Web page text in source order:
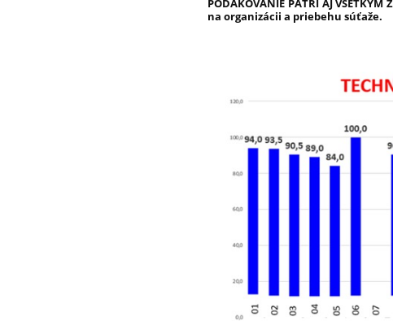
na organizácii a priebehu súťaže.